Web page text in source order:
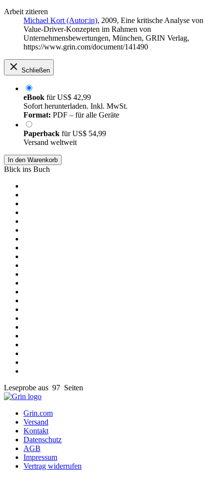
Arbeit zitieren
Michael Kort (Autor:in), 2009, Eine kritische Analyse von
Value-Driver-Konzepten im Rahmen von
Unternehmensbewertungen, München, GRIN Verlag,
https://www.grin.com/document/141490
Schließen
eBook fürUS$ 42,99
Sofort herunterladen. Inkl. MwSt.
Format: PDF – für alle Geräte
Paperback fürUS$ 54,99
Versand weltweit
In den Warenkorb
Blick ins Buch